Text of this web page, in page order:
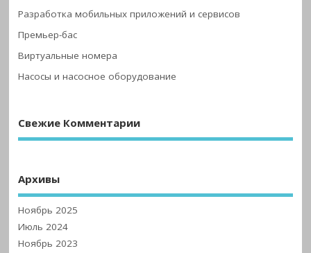
Разработка мобильных приложений и сервисов
Премьер-бас
Виртуальные номера
Насосы и насосное оборудование
Свежие Комментарии
Архивы
Ноябрь 2025
Июль 2024
Ноябрь 2023